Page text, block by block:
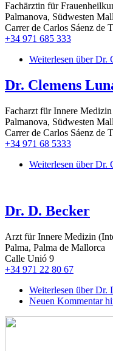
Fachärztin für
Palmanova, Südwesten
Carrer de Carlos Sáenz de
+34 971 685 333
Weiterlesen über Dr.
Dr. Clemens
Facharzt für Innere
Palmanova, Südwesten
Carrer de Carlos Sáenz de
+34 971 68 5333
Weiterlesen über Dr.
Dr. D. Becker
Arzt für Innere Medizin
Palma, Palma de Mallorca
Calle Unió 9
+34 971 22 80 67
Weiterlesen über Dr.
Neuen Kommentar